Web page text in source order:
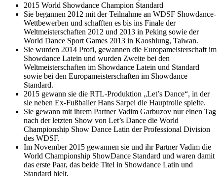
2015 World Showdance Champion Standard
Sie begannen 2012 mit der Teilnahme an WDSF Showdance-
Wettbewerben und schafften es bis ins Finale der
Weltmeisterschaften 2012 und 2013 in Peking sowie der
World Dance Sport Games 2013 in Kaoshiung, Taiwan.
Sie wurden 2014 Profi, gewannen die Europameisterschaft im
Showdance Latein und wurden Zweite bei den
Weltmeisterschaften im Showdance Latein und Standard
sowie bei den Europameisterschaften im Showdance
Standard.
2015 gewann sie die RTL-Produktion „Let’s Dance“, in der
sie neben Ex-Fußballer Hans Sarpei die Hauptrolle spielte.
Sie gewann mit ihrem Partner Vadim Garbuzov nur einen Tag
nach der letzten Show von Let’s Dance die World
Championship Show Dance Latin der Professional Division
des WDSF.
Im November 2015 gewannen sie und ihr Partner Vadim die
World Championship ShowDance Standard und waren damit
das erste Paar, das beide Titel in Showdance Latin und
Standard hielt.